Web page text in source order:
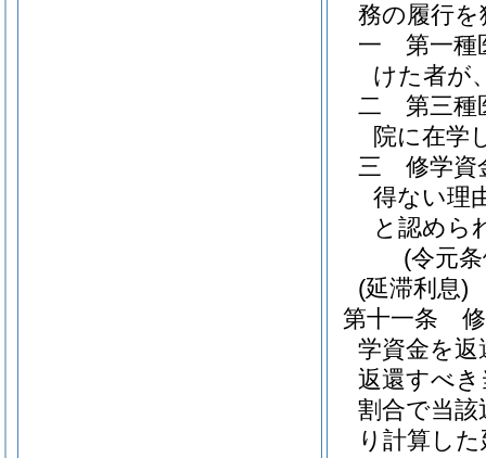
務の履行
一
第一種
けた者が
二
第三種
院に在学
三
修学資
得ない理
と認めら
(令元
(延滞利息)
第十一条
学資金を
返還すべ
割合で当
り計算し